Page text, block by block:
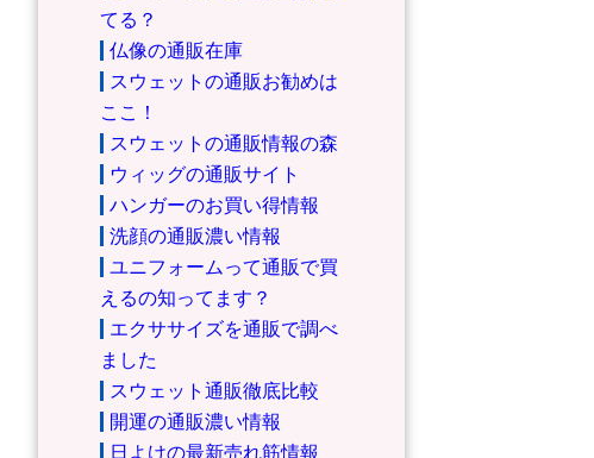
てる？
仏像の通販在庫
スウェットの通販お勧めは
ここ！
スウェットの通販情報の森
ウィッグの通販サイト
ハンガーのお買い得情報
洗顔の通販濃い情報
ユニフォームって通販で買
えるの知ってます？
エクササイズを通販で調べ
ました
スウェット通販徹底比較
開運の通販濃い情報
日よけの最新売れ筋情報